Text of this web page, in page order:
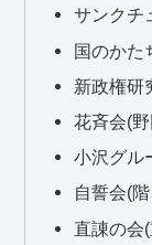
サンクチ
国のかた
新政権研
花斉会(
小沢グル
自誓会(
直諌の会